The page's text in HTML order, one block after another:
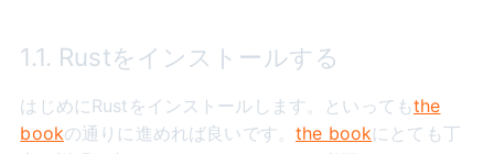
1.1. Rustをインストールする
はじめにRustをインストールします。といってもthe
bookの通りに進めれば良いです。 the bookにとても丁